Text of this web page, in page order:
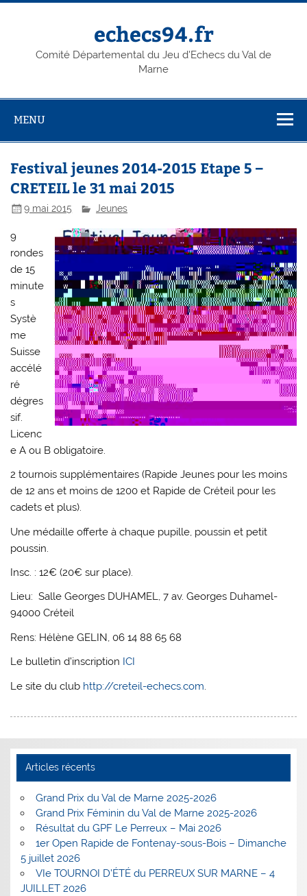
Skip
echecs94.fr
Comité Départemental du Jeu d'Echecs du Val de
Marne
MENU
Festival jeunes 2014-2015 Etape 5 –
CRETEIL le 31 mai 2015
9 mai 2015 Jeunes
9
rondes
de 15
minute
s
Systè
me
Suisse
accélé
ré
dégres
sif.
Licenc
e A ou B obligatoire.
2 tournois supplémentaires (Rapide Jeunes pour les moins
de 12 ans et moins de 1200 et Rapide de Créteil pour les
cadets et plus).
Une médaille offerte à chaque pupille, poussin et petit
poussin.
Insc. : 12€ (20€ sur place).
Lieu: Salle Georges DUHAMEL, 7 av. Georges Duhamel-
94000 Créteil
Rens: Hélène GELIN, 06 14 88 65 68
Le bulletin d’inscription ICI
Le site du club http://creteil-echecs.com
Articles récents
Grand Prix du Val de Marne 2025-2026
Grand Prix Féminin du Val de Marne 2025-2026
Résultat du GPF Le Perreux – Mai 2026
1er Open Rapide de Fontenay-sous-Bois – Dimanche
5 juillet 2026
VIe TOURNOI D’ÉTÉ du PERREUX SUR MARNE – 4
JUILLET 2026